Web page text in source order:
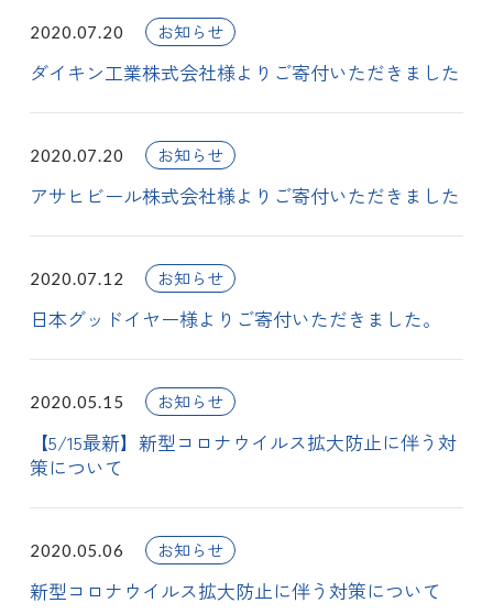
2020.07.20 お知らせ
ダイキン工業株式会社様よりご寄付いただきました
2020.07.20 お知らせ
アサヒビール株式会社様よりご寄付いただきました
2020.07.12 お知らせ
日本グッドイヤー様よりご寄付いただきました。
2020.05.15 お知らせ
【5/15最新】新型コロナウイルス拡大防止に伴う対
策について
2020.05.06 お知らせ
新型コロナウイルス拡大防止に伴う対策について